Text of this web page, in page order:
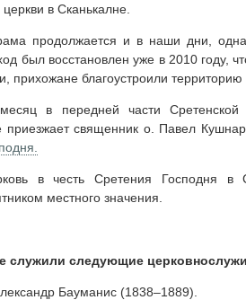
в Сканькалне.
продолжается и в наши дни,
был восстановлен уже в 2010 году,
прихожане благоустроили территорию
в передней части Сретенской
приезжает священник о. Павел
в честь Сретения Господня в
местного значения.
служили следующие
Бауманис (1838–1889).